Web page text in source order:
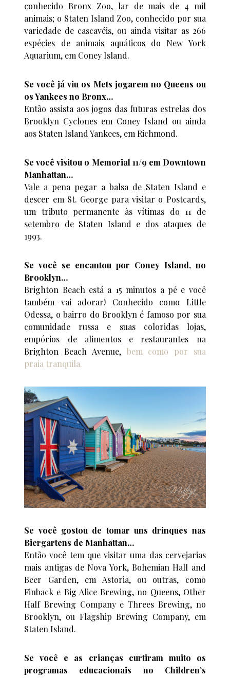
conhecido Bronx Zoo, lar de mais de 4 mil
animais; o Staten Island Zoo, conhecido por sua
variedade de cascavéis, ou ainda visitar as 266
espécies de animais aquáticos do New York
Aquarium, em Coney Island.
Se você já viu os Mets jogarem no Queens ou
os Yankees no Bronx…
Então assista aos jogos das futuras estrelas dos
Brooklyn Cyclones em Coney Island ou ainda
aos Staten Island Yankees, em Richmond.
Se você visitou o Memorial 11/9 em Downtown
Manhattan…
Vale a pena pegar a balsa de Staten Island e
descer em St. George para visitar o Postcards,
um tributo permanente às vítimas do 11 de
setembro de Staten Island e dos ataques de
1993.
Se você se encantou por Coney Island, no
Brooklyn…
Brighton Beach está a 15 minutos a pé e você
também vai adorar! Conhecido como Little
Odessa, o bairro do Brooklyn é famoso por sua
comunidade russa e suas coloridas lojas,
empórios de alimentos e restaurantes na
Brighton Beach Avenue, bem como por sua
praia tranquila.
Se você gostou de tomar uns drinques nas
Biergartens de Manhattan…
Então você tem que visitar uma das cervejarias
mais antigas de Nova York, Bohemian Hall and
Beer Garden, em Astoria, ou outras, como
Finback e Big Alice Brewing, no Queens, Other
Half Brewing Company e Threes Brewing, no
Brooklyn, ou Flagship Brewing Company, em
Staten Island.
Se você e as crianças curtiram muito os
programas educacionais no Children’s